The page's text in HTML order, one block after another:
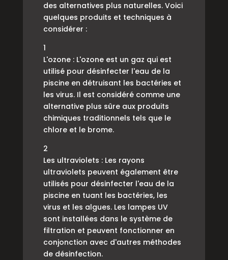
des alternatives plus naturelles. Voici
quelques produits et techniques à
considérer :
1
L'ozone : L'ozone est un gaz qui est
utilisé pour désinfecter l'eau de la
piscine en détruisant les bactéries et
les virus. Il est considéré comme une
alternative plus sûre aux produits
chimiques traditionnels tels que le
chlore et le brome.
2
Les ultraviolets : Les rayons
ultraviolets peuvent également être
utilisés pour désinfecter l'eau de la
piscine en tuant les bactéries, les
virus et les algues. Les lampes UV
sont installées dans le système de
filtration et peuvent fonctionner en
conjonction avec d'autres méthodes
de désinfection.